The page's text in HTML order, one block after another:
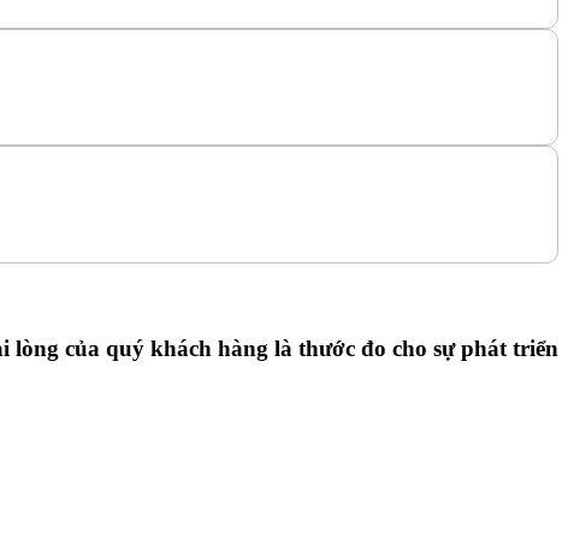
của quý khách hàng là thước đo cho sự phát triển